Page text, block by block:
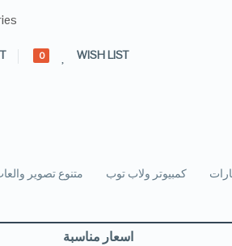
WISH LIST
0
كمبيوتر ولاب توب متنوع تصوير
اسعار مناسبة